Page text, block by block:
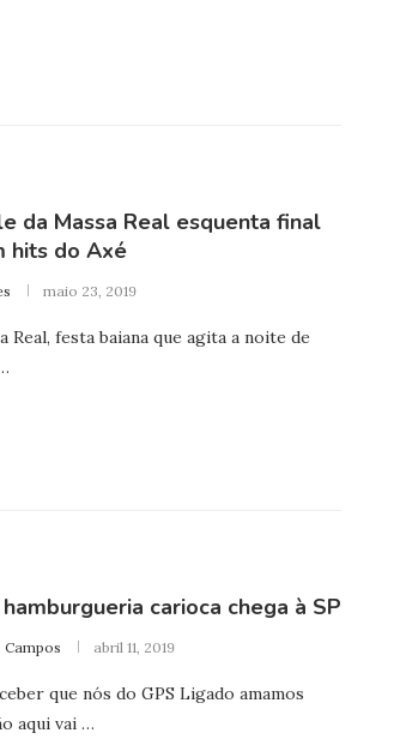
da Massa Real esquenta final
hits do Axé
maio 23, 2019
Real, festa baiana que agita a noite de
carioca chega à SP
Campos abril 11, 2019
que nós do GPS Ligado amamos
aqui vai …